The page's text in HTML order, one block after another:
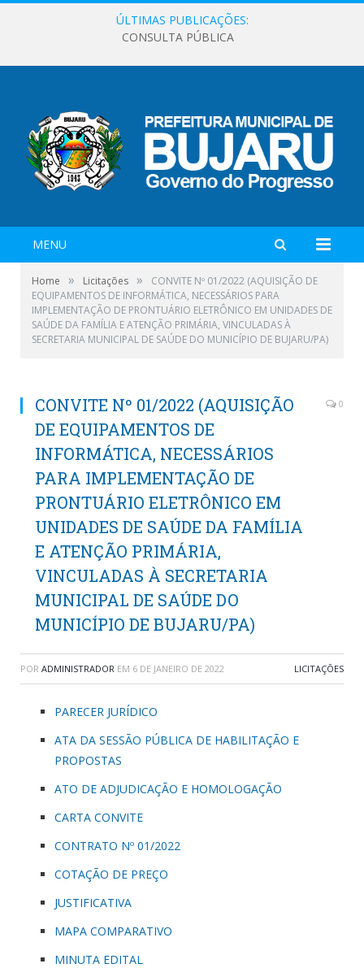
ÚLTIMAS PUBLICAÇÕES:
CONSULTA PÚBLICA
MENU
Home » Licitações »
CONVITE Nº 01/2022 (AQUISIÇÃO DE
EQUIPAMENTOS DE INFORMÁTICA, NECESSÁRIOS PARA
IMPLEMENTAÇÃO DE PRONTUÁRIO ELETRÔNICO EM UNIDADES DE
SAÚDE DA FAMÍLIA E ATENÇÃO PRIMÁRIA, VINCULADAS À
SECRETARIA MUNICIPAL DE SAÚDE DO MUNICÍPIO DE BUJARU/PA)
CONVITE Nº 01/2022 (AQUISIÇÃO
DE EQUIPAMENTOS DE
INFORMÁTICA, NECESSÁRIOS
PARA IMPLEMENTAÇÃO DE
PRONTUÁRIO ELETRÔNICO EM
UNIDADES DE SAÚDE DA FAMÍLIA
E ATENÇÃO PRIMÁRIA,
VINCULADAS À SECRETARIA
MUNICIPAL DE SAÚDE DO
MUNICÍPIO DE BUJARU/PA)
0
POR ADMINISTRADOR EM 6 DE JANEIRO DE 2022 LICITAÇÕES
PARECER JURÍDICO
ATA DA SESSÃO PÚBLICA DE HABILITAÇÃO E
PROPOSTAS
ATO DE ADJUDICAÇÃO E HOMOLOGAÇÃO
CARTA CONVITE
CONTRATO Nº 01/2022
COTAÇÃO DE PREÇO
JUSTIFICATIVA
MAPA COMPARATIVO
MINUTA EDITAL